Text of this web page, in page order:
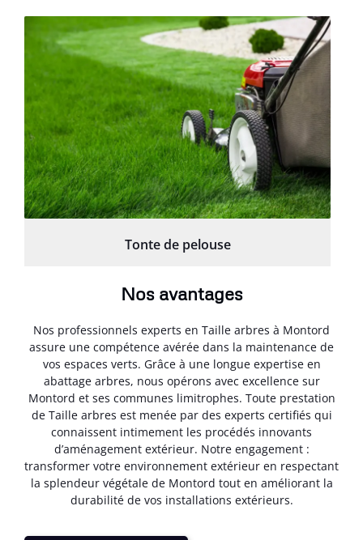
Tonte de pelouse
Nos avantages
Nos professionnels experts en Taille arbres à Montord
assure une compétence avérée dans la maintenance de
vos espaces verts. Grâce à une longue expertise en
abattage arbres, nous opérons avec excellence sur
Montord et ses communes limitrophes. Toute prestation
de Taille arbres est menée par des experts certifiés qui
connaissent intimement les procédés innovants
d’aménagement extérieur. Notre engagement :
transformer votre environnement extérieur en respectant
la splendeur végétale de Montord tout en améliorant la
durabilité de vos installations extérieurs.